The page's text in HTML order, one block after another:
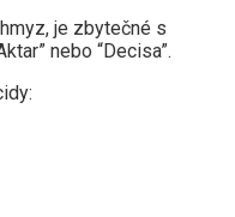
je zbytečné s
nebo “Decisa”.